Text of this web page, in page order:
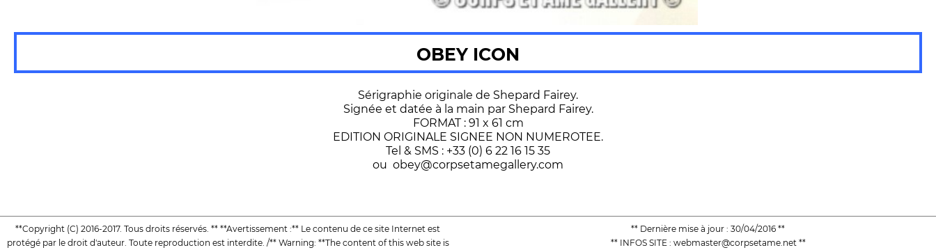
OBEY ICON
Sérigraphie originale de Shepard Fairey.
Signée et datée à la main par Shepard Fairey.
FORMAT : 91 x 61 cm
EDITION ORIGINALE SIGNEE NON NUMEROTEE.
Tel & SMS : +33 (0) 6 22 16 15 35
ou obey@corpsetamegallery.com
**Copyright (C) 2016-2017. Tous droits réservés. ** **Avertissement :** Le contenu de ce site Internet est
protégé par le droit d'auteur. Toute reproduction est interdite. /** Warning: **The content of this web site is
** Dernière mise à jour : 30/04/2016 **
** INFOS SITE : webmaster@corpsetame.net **